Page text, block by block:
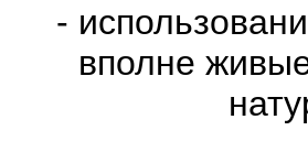
-
вполне